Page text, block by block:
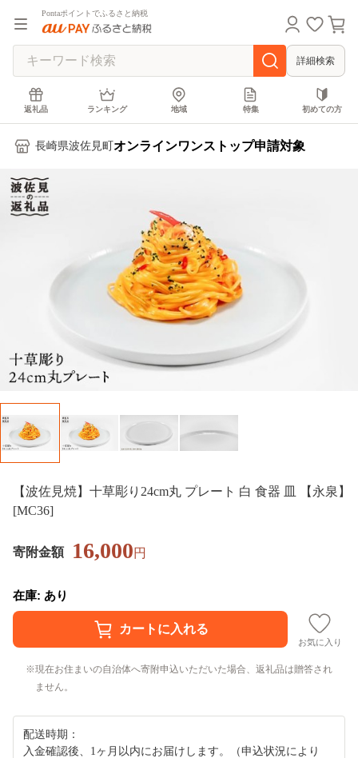
Pontaポイントでふるさと納税
詳細検索
返礼品 ランキング 地域 特集 初めての方
長崎県波佐見町 オンラインワンストップ申請対象
【波佐見焼】十草彫り24cm丸 プレート 白 食器 皿 【永泉】
[MC36]
寄附金額 16,000円
在庫: あり
お気に入り
現在お住まいの自治体へ寄附申込いただいた場合、返礼品は贈答され
ません。
配送時期：
入金確認後、1ヶ月以内にお届けします。（申込状況により